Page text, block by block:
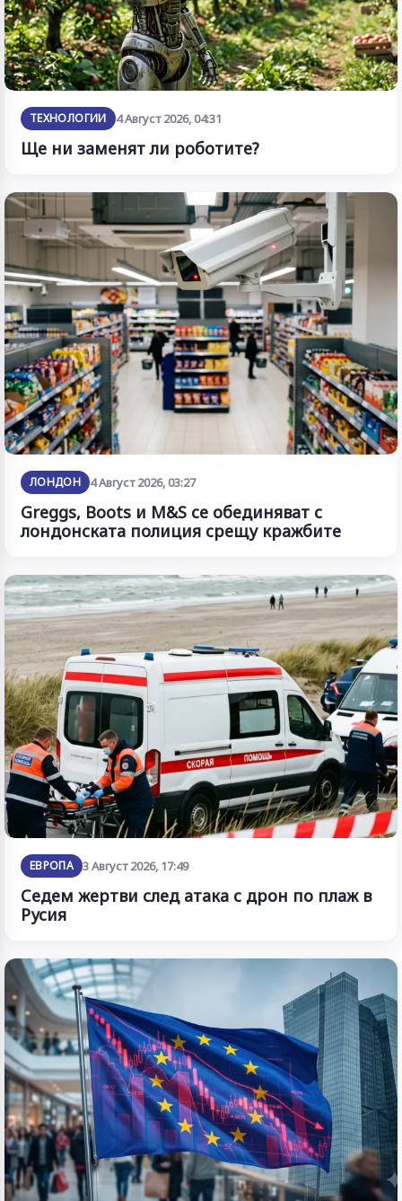
ТЕХНОЛОГИИ 4 Август 2026, 04:31
Ще ни заменят ли роботите?
ЛОНДОН 4 Август 2026, 03:27
Greggs, Boots и M&S се обединяват с
лондонската полиция срещу кражбите
ЕВРОПА 3 Август 2026, 17:49
Седем жертви след атака с дрон по плаж в
Русия